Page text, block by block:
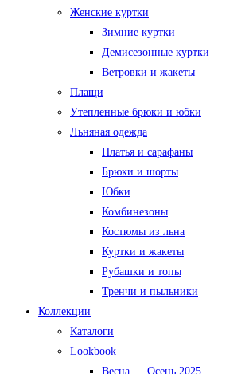
Женские куртки
Зимние куртки
Демисезонные куртки
Ветровки и жакеты
Плащи
Утепленные брюки и юбки
Льняная одежда
Платья и сарафаны
Брюки и шорты
Юбки
Комбинезоны
Костюмы из льна
Куртки и жакеты
Рубашки и топы
Тренчи и пыльники
Коллекции
Каталоги
Lookbook
Весна — Осень 2025